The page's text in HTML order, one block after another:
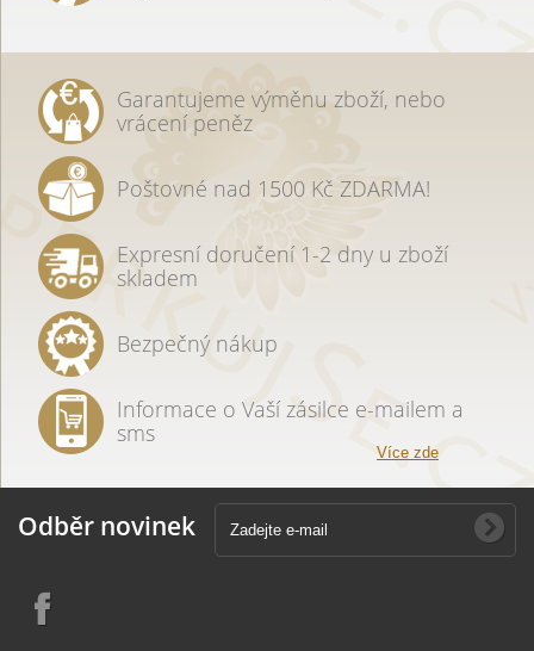
Garantujeme výměnu zboží, nebo
vrácení peněz
Poštovné nad 1500 Kč ZDARMA!
Expresní doručení 1-2 dny u zboží
skladem
Bezpečný nákup
Informace o Vaší zásilce e-mailem a
sms
Více zde
Odběr novinek